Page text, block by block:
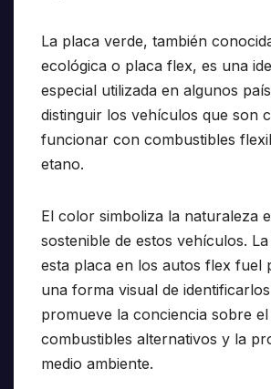
La placa verde, también
ecológica o placa flex, es una
especial utilizada en algunos
distinguir los vehículos que son
funcionar con combustibles
etano.
El color simboliza la naturaleza
sostenible de estos vehículos.
esta placa en los autos flex fuel
una forma visual de
promueve la conciencia sobre
combustibles alternativos y la
medio ambiente.